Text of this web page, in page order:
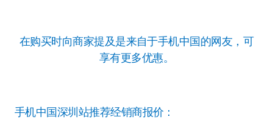
在购买时向商家提及是来自于手机中国的网友，可
享有更多优惠。
手机中国深圳站推荐经销商报价：